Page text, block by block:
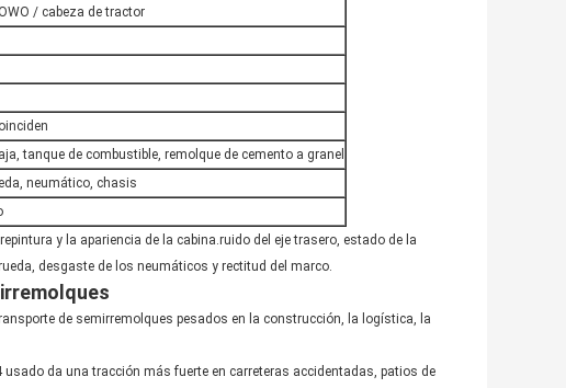
/ cabeza de tractor
tanque de combustible, remolque de cemento a granel
neumático, chasis
y la apariencia de la cabina.ruido del eje trasero, estado de la
desgaste de los neumáticos y rectitud del marco.
de semirremolques pesados en la construcción, la logística, la
da una tracción más fuerte en carreteras accidentadas, patios de